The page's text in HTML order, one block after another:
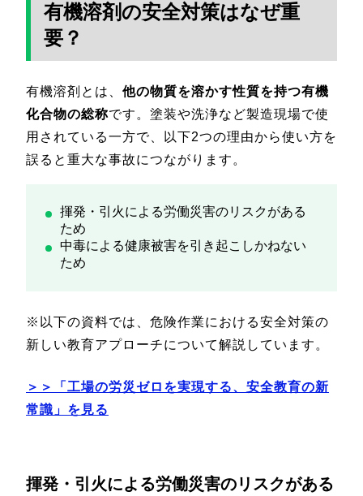
有機溶剤の安全対策はなぜ重
要？
有機溶剤とは、 他の物質を溶かす性質を持つ有機
化合物の総称です。塗装や洗浄など製造現場で使
用されている一方で、以下2つの理由から使い方を
誤ると重大な事故につながります。
揮発・引火による労働災害のリスクがある
ため
中毒による健康被害を引き起こしかねない
ため
※以下の資料では、危険作業における安全対策の
新しい教育アプローチについて解説しています。
＞＞「工場の労災ゼロを実現する、安全教育の新
常識」を見る
揮発・引火による労働災害のリスクがある